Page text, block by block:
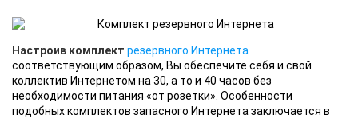
Настроив комплект резервного Интернета
соответствующим образом, Вы обеспечите себя и свой
коллектив Интернетом на 30, а то и 40 часов без
необходимости питания «от розетки». Особенности
подобных комплектов запасного Интернета заключается в